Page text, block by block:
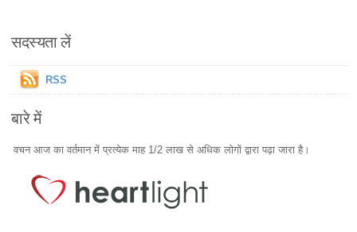
सदस्यता लें
RSS
बारे में
वचन आज का वर्तमान में प्रत्येक माह 1/2 लाख से अधिक लोगों द्वारा पढ़ा जारा है।